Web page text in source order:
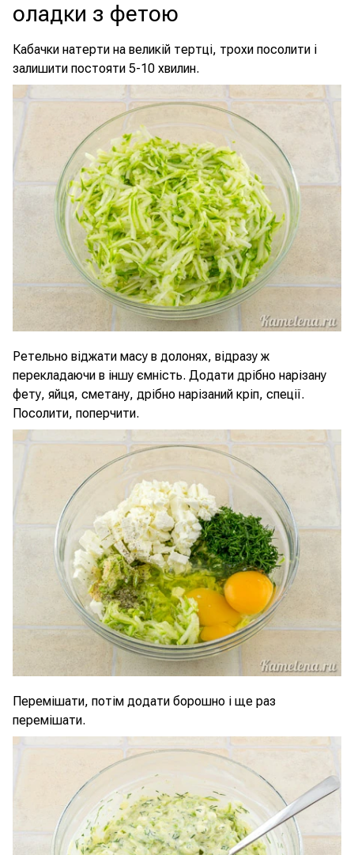
оладки з фетою
Кабачки натерти на великій тертці, трохи посолити і
залишити постояти 5-10 хвилин.
Ретельно віджати масу в долонях, відразу ж
перекладаючи в іншу ємність. Додати дрібно нарізану
фету, яйця, сметану, дрібно нарізаний кріп, спеції.
Посолити, поперчити.
Перемішати, потім додати борошно і ще раз
перемішати.